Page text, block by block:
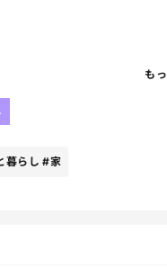
だろうな、
届いてびっくり。笑
て、
も
暮らし #家